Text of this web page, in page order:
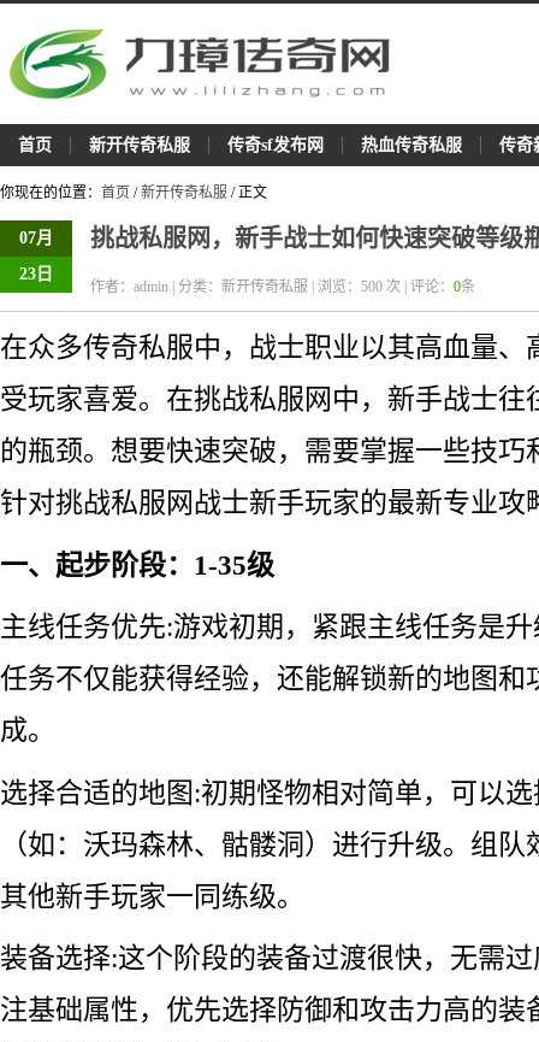
首页 新开传奇私服 传奇sf发布网 热血传奇私服 传奇
你现在的位置： 首页 /新开传奇私服 / 正文
07月
23日
挑战私服网，新手战士如何快速突破等级
作者：admin | 分类：新开传奇私服 | 浏览： 500 次 | 评论： 0条
在众多传奇私服中，战士职业以其高血量、
受玩家喜爱。在挑战私服网中，新手战士往
的瓶颈。想要快速突破，需要掌握一些技巧
针对挑战私服网战士新手玩家的最新专业攻
一、起步阶段：1-35级
主线任务优先:游戏初期，紧跟主线任务是
任务不仅能获得经验，还能解锁新的地图和
成。
选择合适的地图:初期怪物相对简单，可以
（如：沃玛森林、骷髅洞）进行升级。组
其他新手玩家一同练级。
装备选择:这个阶段的装备过渡很快，无需
注基础属性，优先选择防御和攻击力高的装